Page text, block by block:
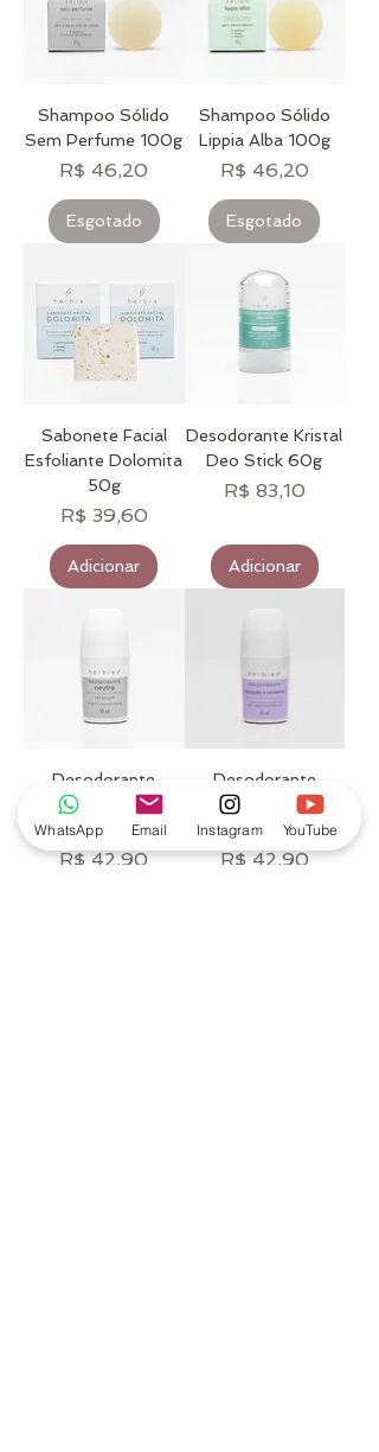
Shampoo Sólido
Sem Perfume 100g
Preço
R$ 46,20
Esgotado
Shampoo Sólido
Lippia Alba 100g
Preço
R$ 46,20
Esgotado
Sabonete Facial
Esfoliante Dolomita
50g
Preço
R$ 39,60
Adicionar
Desodorante Kristal
Deo Stick 60g
Preço
R$ 83,10
Adicionar
Desodorante
Neutro Sem
Perfume 50ml
Preço
R$ 42,90
Desodorante
Lavanda e Verbena
50ml
Preço
R$ 42,90
WhatsApp Email Instagram YouTube